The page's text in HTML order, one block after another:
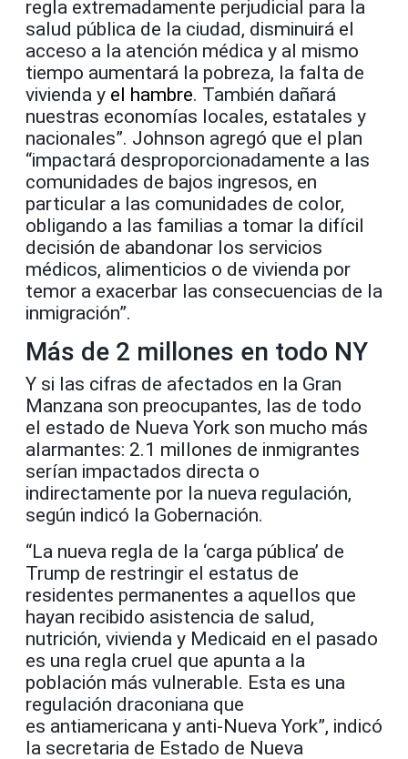
regla extremadamente perjudicial para la
salud pública de la ciudad, disminuirá el
acceso a la atención médica y al mismo
tiempo aumentará la pobreza, la falta de
vivienda y el hambre. También dañará
nuestras economías locales, estatales y
nacionales”. Johnson agregó que el plan
“impactará desproporcionadamente a las
comunidades de bajos ingresos, en
particular a las comunidades de color,
obligando a las familias a tomar la difícil
decisión de abandonar los servicios
médicos, alimenticios o de vivienda por
temor a exacerbar las consecuencias de la
inmigración”.
Más de 2 millones en todo NY
Y si las cifras de afectados en la Gran
Manzana son preocupantes, las de todo
el estado de Nueva York son mucho más
alarmantes: 2.1 millones de inmigrantes
serían impactados directa o
indirectamente por la nueva regulación,
según indicó la Gobernación.
“La nueva regla de la ‘carga pública’ de
Trump de restringir el estatus de
residentes permanentes a aquellos que
hayan recibido asistencia de salud,
nutrición, vivienda y Medicaid en el pasado
es una regla cruel que apunta a la
población más vulnerable. Esta es una
regulación draconiana que
es antiamericana y anti-Nueva York”, indicó
la secretaria de Estado de Nueva